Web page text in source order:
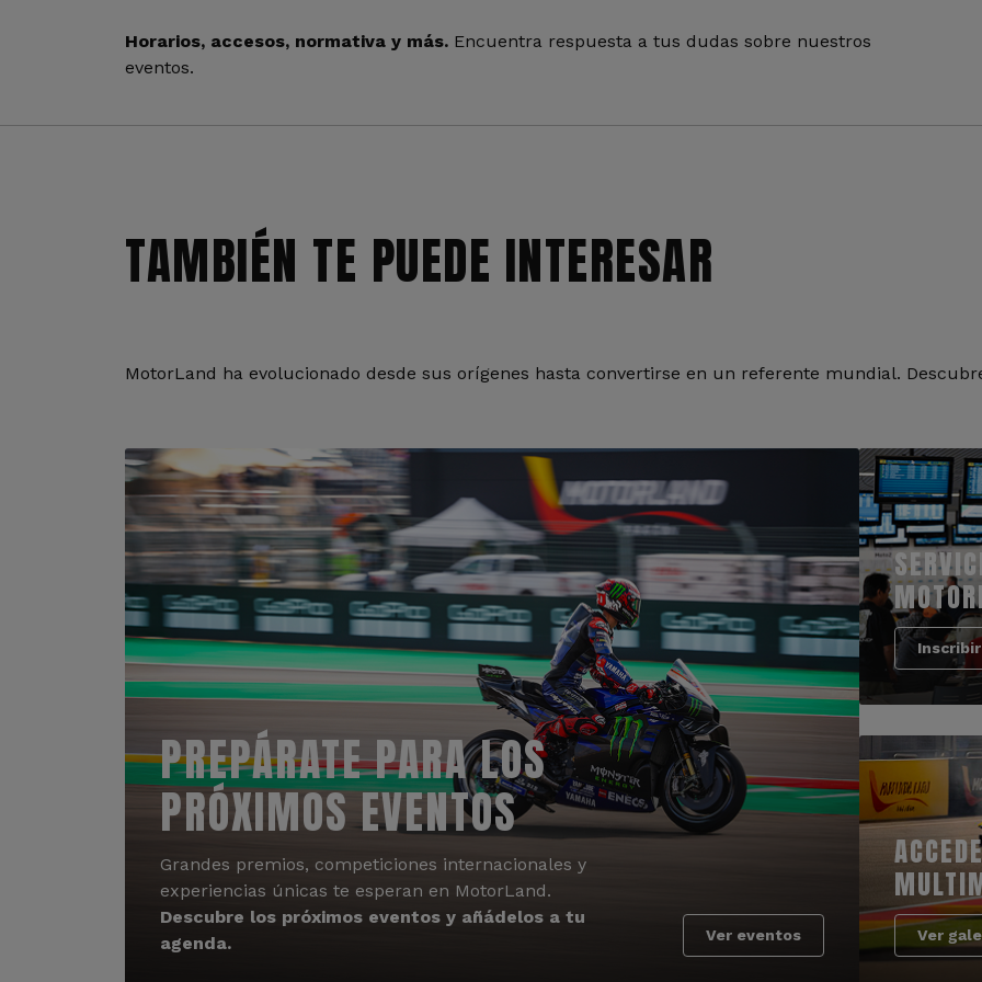
Horarios, accesos, normativa y más. Encuentra respuesta a tus dudas sobre nuestros
eventos.
TAMBIÉN TE PUEDE INTERESAR
MotorLand ha evolucionado desde sus orígenes hasta convertirse en un referente mundial.
PREPÁRATE PARA LOS
PRÓXIMOS EVENTOS
Grandes premios, competiciones internacionales y
experiencias únicas te esperan en MotorLand.
Descubre los próximos eventos y añádelos a tu
agenda.
Ver eventos Ver